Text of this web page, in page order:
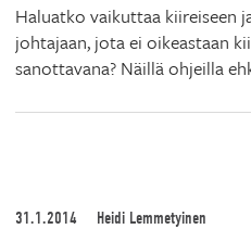
Haluatko vaikuttaa kiireiseen
johtajaan, jota ei oikeastaan
sanottavana? Näillä ohjeilla
31.1.2014 Heidi Lemmetyinen